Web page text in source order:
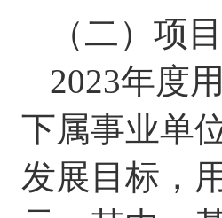
（二）项
2023年度
下属事业单
发展目标，